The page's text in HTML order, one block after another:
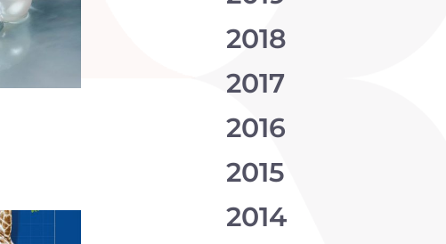
2018
2017
2016
2015
2014